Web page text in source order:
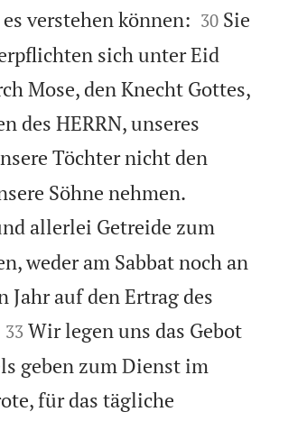
verstehen können:
30 Sie
sich unter Eid
Mose, den Knecht Gottes,
des HERRN, unseres
Töchter nicht den
Söhne nehmen.
allerlei Getreide zum
weder am Sabbat noch an
auf den Ertrag des

33 Wir legen uns das Gebot
geben zum Dienst im
für das tägliche